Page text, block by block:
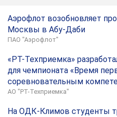
Аэрофлот возобновляет
Москвы в Абу-Даби
ПАО "Аэрофлот"
«РТ-Техприемка»
для чемпионата «Время
соревновательным
АО "РТ-Техприемка"
На ОДК-Климов студенты